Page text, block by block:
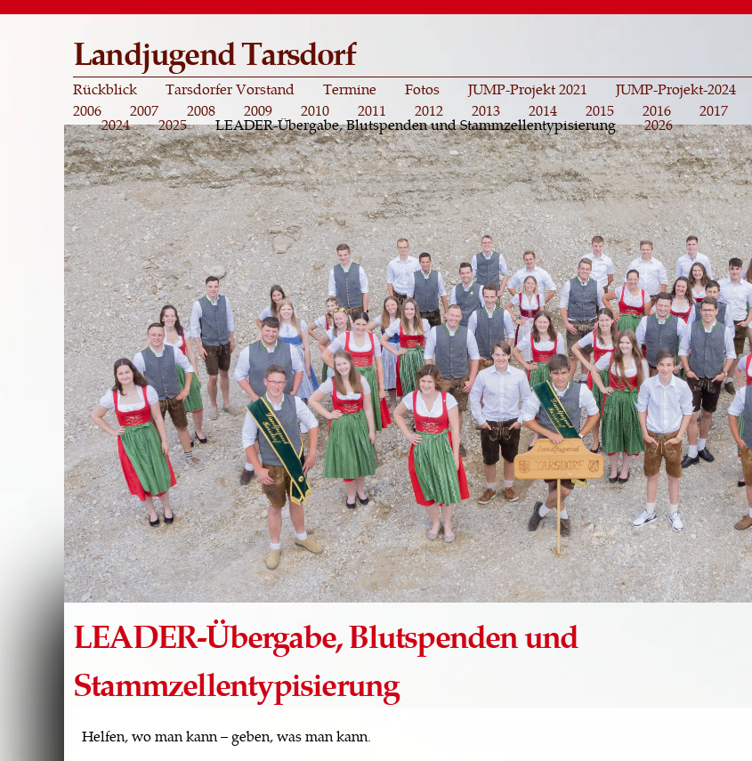
Direkt
Landjugend Tarsdorf
Rückblick Tarsdorfer Vorstand Termine
Fotos
2006
2007 2008 2009 2010 2011 2012 2013 2014 2015 2016 2017
2024 2025 LEADER-Übergabe, Blutspenden und Stammzellentypisierung 2026
JUMP-Projekt 2021 JUMP-Projekt-2024
LEADER-Übergabe, Blutspenden und
Stammzellentypisierung
Helfen, wo man kann – geben, was man kann.